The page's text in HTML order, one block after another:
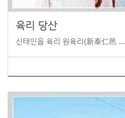
육리 당산
신태인읍 육리 원육리(新泰仁邑 ...